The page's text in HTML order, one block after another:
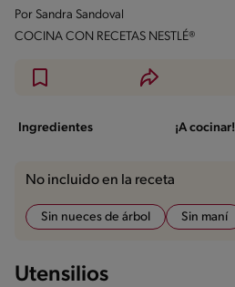
Por Sandra Sandoval
COCINA CON RECETAS NESTLÉ®
Ingredientes ¡A cocinar!
No incluido en la receta
Sin nueces de árbol Sin maní
Utensilios